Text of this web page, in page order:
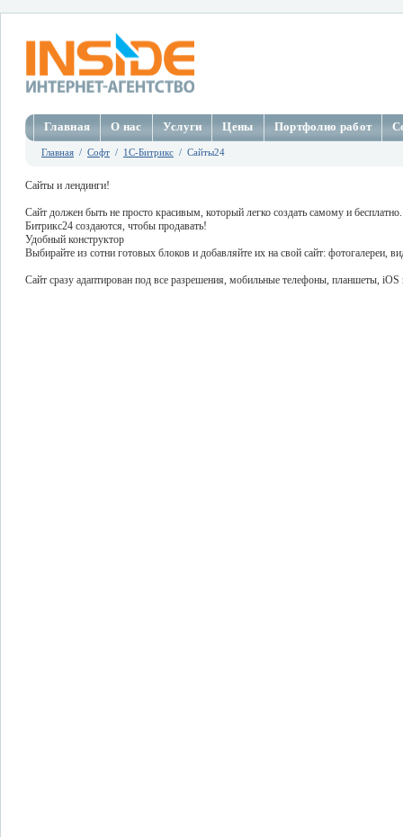
Главная О нас Услуги Цены Портфолио работ
Главная / Софт / 1C-Битрикс / Сайты24
Сайты и лендинги!
Сайт должен быть не просто красивым, который легко создать самому и
Битрикс24 создаются, чтобы продавать!
Удобный конструктор
Выбирайте из сотни готовых блоков и добавляйте их на свой сайт: фотогалереи,
Сайт сразу адаптирован под все разрешения, мобильные телефоны, планшеты,